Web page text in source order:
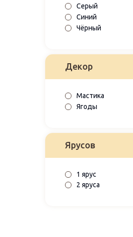
Серый
Синий
Чёрный
Декор
Мастика
Ягоды
Ярусов
1 ярус
2 яруса